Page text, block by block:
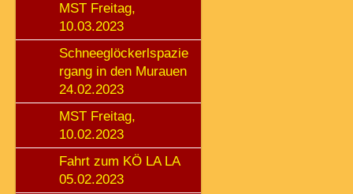
MST Freitag,
10.03.2023
Schneeglöckerlspazie
rgang in den Murauen
24.02.2023
MST Freitag,
10.02.2023
Fahrt zum KÖ LA LA
05.02.2023